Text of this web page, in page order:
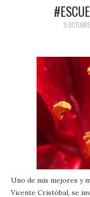
PRENSA Y
QUIÉN ES
9
Uno de mis mejores y
Vicente Cristóbal, se